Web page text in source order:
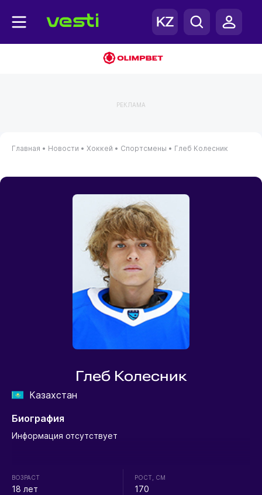
РЕКЛАМА
Главная • Новости • Хоккей • Спортсмены • Глеб Колесник
Глеб Колесник
Казахстан
Биография
Информация отсутствует
ВОЗРАСТ
18 лет
РОСТ, СМ
170